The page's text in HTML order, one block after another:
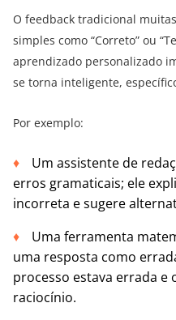
O feedback tradicional
simples como “Correto” ou
aprendizado personalizado
se torna inteligente,
Por exemplo:
Um assistente de
erros gramaticais; ele
incorreta e sugere
Uma ferramenta
uma resposta como
processo estava errada e
raciocínio.